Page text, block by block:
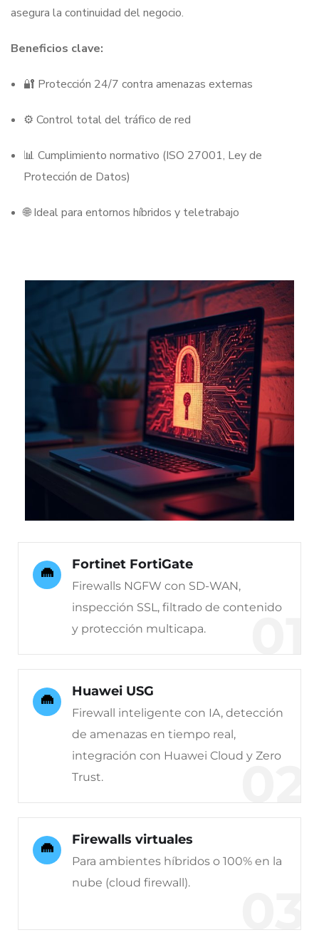
asegura la continuidad del negocio.
Beneficios clave:
🔐 Protección 24/7 contra amenazas externas
⚙️ Control total del tráfico de red
📊 Cumplimiento normativo (ISO 27001, Ley de
Protección de Datos)
🌐 Ideal para entornos híbridos y teletrabajo
Fortinet FortiGate
Firewalls NGFW con SD-WAN,
inspección SSL, filtrado de contenido
y protección multicapa.
Huawei USG
Firewall inteligente con IA, detección
de amenazas en tiempo real,
integración con Huawei Cloud y Zero
Trust.
Firewalls virtuales
Para ambientes híbridos o 100% en la
nube (cloud firewall).